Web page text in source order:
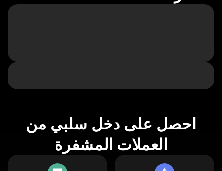
احصل على دخل سلبي من
العملات المشفرة